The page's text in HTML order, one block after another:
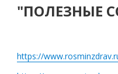
"ПОЛЕЗНЫЕ
https://